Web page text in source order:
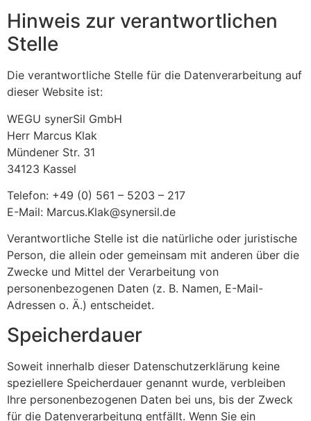
Hinweis zur verantwortlichen
Stelle
Die verantwortliche Stelle für die Datenverarbeitung auf
dieser Website ist:
WEGU synerSil GmbH
Herr Marcus Klak
Mündener Str. 31
34123 Kassel
Telefon: +49 (0) 561 – 5203 – 217
E-Mail: Marcus.Klak@synersil.de
Verantwortliche Stelle ist die natürliche oder juristische
Person, die allein oder gemeinsam mit anderen über die
Zwecke und Mittel der Verarbeitung von
personenbezogenen Daten (z. B. Namen, E-Mail-
Adressen o. Ä.) entscheidet.
Speicherdauer
Soweit innerhalb dieser Datenschutzerklärung keine
speziellere Speicherdauer genannt wurde, verbleiben
Ihre personenbezogenen Daten bei uns, bis der Zweck
für die Datenverarbeitung entfällt. Wenn Sie ein